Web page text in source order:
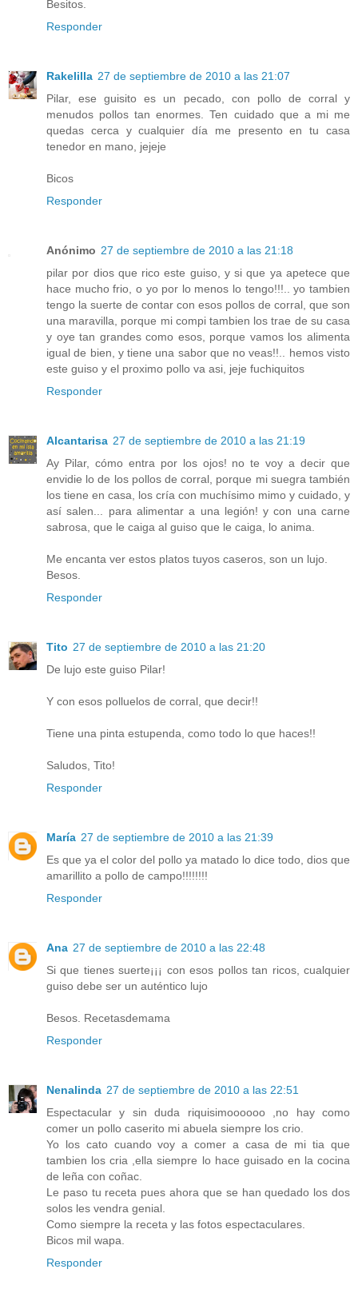
Besitos.
Responder
Rakelilla 27 de septiembre de 2010 a las 21:07
Pilar, ese guisito es un pecado, con pollo de corral y
menudos pollos tan enormes. Ten cuidado que a mi me
quedas cerca y cualquier día me presento en tu casa
tenedor en mano, jejeje
Bicos
Responder
Anónimo 27 de septiembre de 2010 a las 21:18
pilar por dios que rico este guiso, y si que ya apetece que
hace mucho frio, o yo por lo menos lo tengo!!!.. yo tambien
tengo la suerte de contar con esos pollos de corral, que son
una maravilla, porque mi compi tambien los trae de su casa
y oye tan grandes como esos, porque vamos los alimenta
igual de bien, y tiene una sabor que no veas!!.. hemos visto
este guiso y el proximo pollo va asi, jeje fuchiquitos
Responder
Alcantarisa 27 de septiembre de 2010 a las 21:19
Ay Pilar, cómo entra por los ojos! no te voy a decir que
envidie lo de los pollos de corral, porque mi suegra también
los tiene en casa, los cría con muchísimo mimo y cuidado, y
así salen... para alimentar a una legión! y con una carne
sabrosa, que le caiga al guiso que le caiga, lo anima.
Me encanta ver estos platos tuyos caseros, son un lujo.
Besos.
Responder
Tito 27 de septiembre de 2010 a las 21:20
De lujo este guiso Pilar!
Y con esos polluelos de corral, que decir!!
Tiene una pinta estupenda, como todo lo que haces!!
Saludos, Tito!
Responder
María 27 de septiembre de 2010 a las 21:39
Es que ya el color del pollo ya matado lo dice todo, dios que
amarillito a pollo de campo!!!!!!!!
Responder
Ana 27 de septiembre de 2010 a las 22:48
Si que tienes suerte¡¡¡ con esos pollos tan ricos, cualquier
guiso debe ser un auténtico lujo
Besos. Recetasdemama
Responder
Nenalinda 27 de septiembre de 2010 a las 22:51
Espectacular y sin duda riquisimoooooo ,no hay como
comer un pollo caserito mi abuela siempre los crio.
Yo los cato cuando voy a comer a casa de mi tia que
tambien los cria ,ella siempre lo hace guisado en la cocina
de leña con coñac.
Le paso tu receta pues ahora que se han quedado los dos
solos les vendra genial.
Como siempre la receta y las fotos espectaculares.
Bicos mil wapa.
Responder